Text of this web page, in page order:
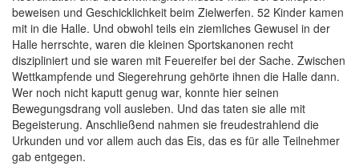
beweisen und Geschicklichkeit beim Zielwerfen. 52 Kinder kamen
mit in die Halle. Und obwohl teils ein ziemliches Gewusel in der
Halle herrschte, waren die kleinen Sportskanonen recht
diszipliniert und sie waren mit Feuereifer bei der Sache. Zwischen
Wettkampfende und Siegerehrung gehörte ihnen die Halle dann.
Wer noch nicht kaputt genug war, konnte hier seinen
Bewegungsdrang voll ausleben. Und das taten sie alle mit
Begeisterung. Anschließend nahmen sie freudestrahlend die
Urkunden und vor allem auch das Eis, das es für alle Teilnehmer
gab entgegen.